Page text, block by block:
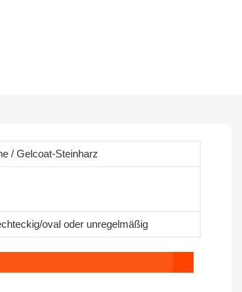
/ Gelcoat-Steinharz
oval oder unregelmäßig